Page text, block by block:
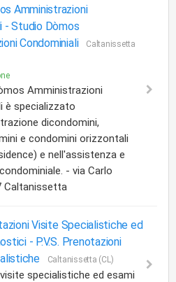
Amministrazioni
-Studio Dòmos
Condominiali
Caltanissetta
Amministrazioni
è specializzato
dicondomini,
e condomini orizzontali
e nell'assistenza e
- via Carlo
Caltanissetta
Visite Specialistiche ed
- P.V.S. Prenotazioni
Caltanissetta (CL)
specialistiche ed esami